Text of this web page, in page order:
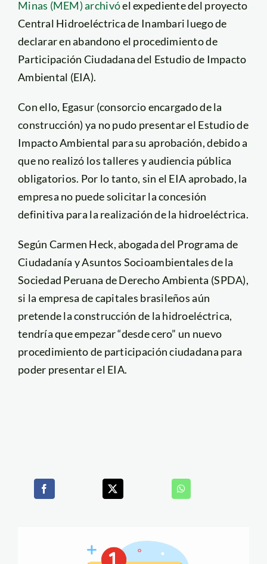
Minas (MEM) archivóel expediente del proyecto
Central Hidroeléctrica de Inambari luego de
declarar en abandono el procedimiento de
Participación Ciudadana del Estudio de Impacto
Ambiental (EIA).
Con ello, Egasur (consorcio encargado de la
construcción) ya no pudo presentar el Estudio de
Impacto Ambiental para su aprobación, debido a
que no realizó los talleres y audiencia pública
obligatorios. Por lo tanto, sin el EIA aprobado, la
empresa no puede solicitar la concesión
definitiva para la realización de la hidroeléctrica.
Según Carmen Heck, abogada del Programa de
Ciudadanía y Asuntos Socioambientales de la
Sociedad Peruana de Derecho Ambienta (SPDA),
si la empresa de capitales brasileños aún
pretende la construcción de la hidroeléctrica,
tendría que empezar “desde cero” un nuevo
procedimiento de participación ciudadana para
poder presentar el EIA.